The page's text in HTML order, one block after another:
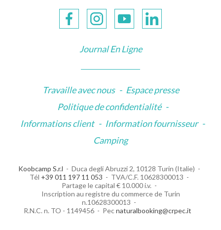
Journal En Ligne
Travaille avec nous - Espace presse
Politique de confidentialité -
Informations client - Information fournisseur -
Camping
Koobcamp S.r.l
Duca degli Abruzzi 2, 10128 Turin (Italie)
Tél +39 011 197 11 053
TVA/C.F. 10628300013
Partage le capital € 10.000 i.v.
Inscription au registre du commerce de Turin
n.10628300013
R.N.C. n. TO - 1149456
Pecnaturalbooking@crpec.it